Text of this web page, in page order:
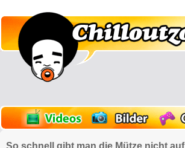
So schnell gibt man die Mütze nicht auf